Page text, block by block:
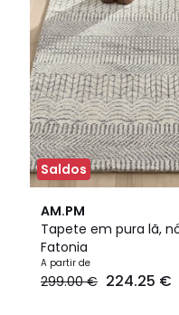
Saldos
AM.PM
Tapete em pura lã,
Fatonia
A partir de
299.00 € 224.25 €
4,2
/ 5